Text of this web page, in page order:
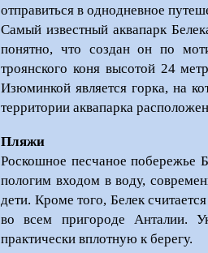
отправиться в однодневное
Самый известный аквапарк
понятно, что создан он по
троянского коня высотой 24
Изюминкой является горка, на
территории аквапарка
Пляжи
Роскошное песчаное побережье
пологим входом в воду,
дети. Кроме того, Белек
во всем пригороде Анталии.
практически вплотную к берегу.